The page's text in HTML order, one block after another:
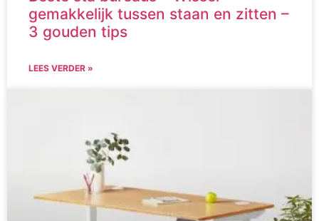
gemakkelijk tussen staan en zitten –
3 gouden tips
LEES VERDER »